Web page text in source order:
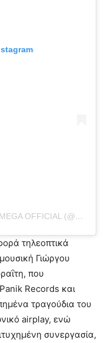
A POST SHARED BY SPITI ME TO MEGA OFFICIAL (@SPITIMETOMEGA)
τηλεοπτικά
Γιώργου
που
Records και
τραγούδια του
airplay, ενώ
συνεργασία,